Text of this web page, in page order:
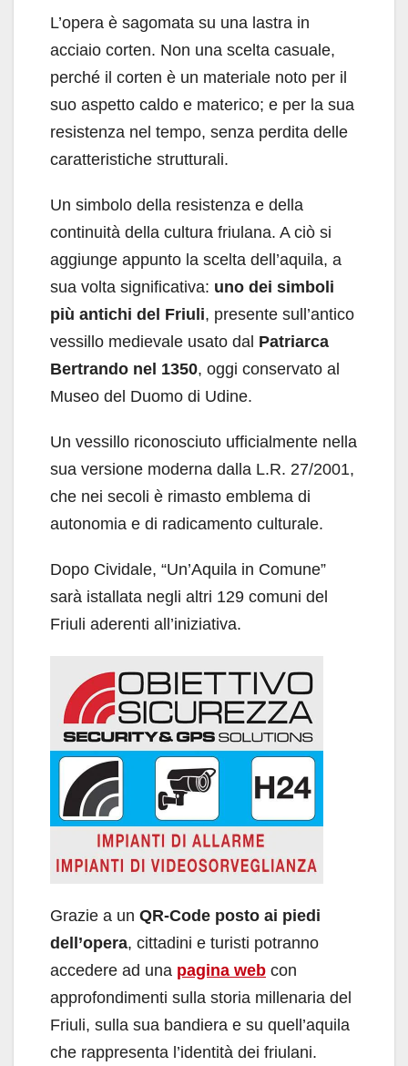
L’opera è sagomata su una lastra in
acciaio corten. Non una scelta casuale,
perché il corten è un materiale noto per il
suo aspetto caldo e materico; e per la sua
resistenza nel tempo, senza perdita delle
caratteristiche strutturali.
Un simbolo della resistenza e della
continuità della cultura friulana. A ciò si
aggiunge appunto la scelta dell’aquila, a
sua volta significativa: uno dei simboli
più antichi del Friuli, presente sull’antico
vessillo medievale usato dal Patriarca
Bertrando nel 1350, oggi conservato al
Museo del Duomo di Udine.
Un vessillo riconosciuto ufficialmente nella
sua versione moderna dalla L.R. 27/2001,
che nei secoli è rimasto emblema di
autonomia e di radicamento culturale.
Dopo Cividale, “Un’Aquila in Comune”
sarà istallata negli altri 129 comuni del
Friuli aderenti all’iniziativa.
Grazie a un QR-Code posto ai piedi
dell’opera, cittadini e turisti potranno
accedere ad una pagina web con
approfondimenti sulla storia millenaria del
Friuli, sulla sua bandiera e su quell’aquila
che rappresenta l’identità dei friulani.